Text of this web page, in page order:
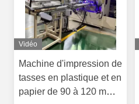
Vidéo
Machine d'impression de
tasses en plastique et en
papier de 90 à 120 mm